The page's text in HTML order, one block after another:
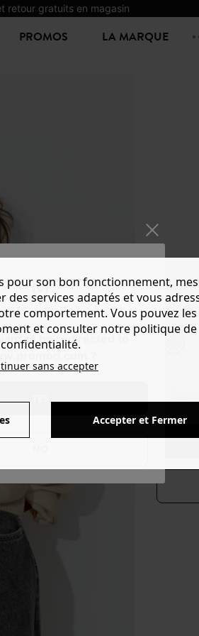
retour gratuits en magasin
to be redirected to
PROMOS LA MARQUE
PULL
20,00 €
Couleur :
pour son bon fonctionnement,
des services adaptés et vous
comportement. Vous pouvez les
et consulter notre politique de
confidentialité.
sans accepter
Accepter et Fermer